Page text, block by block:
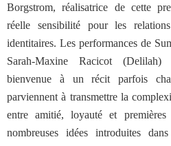
Borgstrom, réalisatrice de cette
réelle sensibilité pour les
identitaires. Les performances de
Sarah-Maxine Racicot (Delilah)
bienvenue à un récit parfois
parviennent à transmettre la
entre amitié, loyauté et premières
nombreuses idées introduites